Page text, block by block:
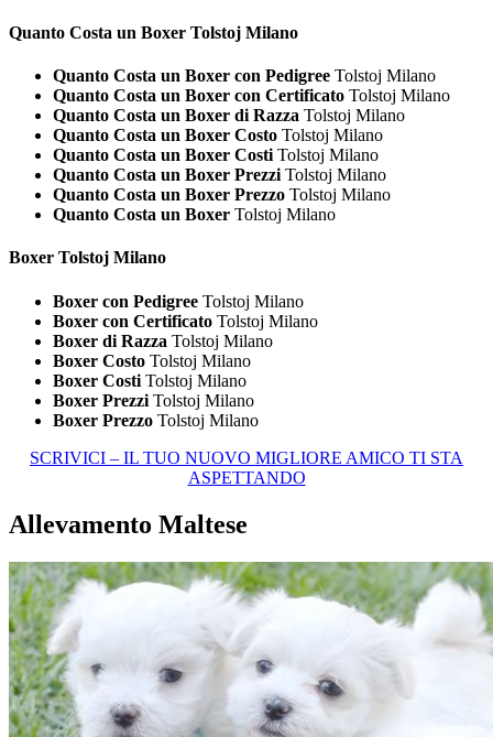
Quanto Costa un Boxer Tolstoj Milano
Quanto Costa un Boxer con Pedigree Tolstoj Milano
Quanto Costa un Boxer con Certificato Tolstoj Milano
Quanto Costa un Boxer di Razza Tolstoj Milano
Quanto Costa un Boxer Costo Tolstoj Milano
Quanto Costa un Boxer Costi Tolstoj Milano
Quanto Costa un Boxer Prezzi Tolstoj Milano
Quanto Costa un Boxer Prezzo Tolstoj Milano
Quanto Costa un Boxer Tolstoj Milano
Boxer Tolstoj Milano
Boxer con Pedigree Tolstoj Milano
Boxer con Certificato Tolstoj Milano
Boxer di Razza Tolstoj Milano
Boxer Costo Tolstoj Milano
Boxer Costi Tolstoj Milano
Boxer Prezzi Tolstoj Milano
Boxer Prezzo Tolstoj Milano
SCRIVICI – IL TUO NUOVO MIGLIORE AMICO TI STA
ASPETTANDO
Allevamento Maltese